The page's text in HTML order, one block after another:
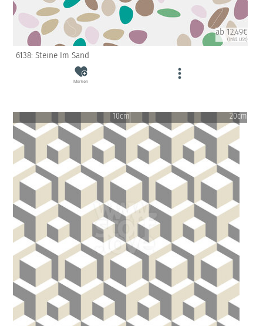
ab 12.49€
(inkl. USt)
6138: Steine Im Sand
Merken
10cm 20cm